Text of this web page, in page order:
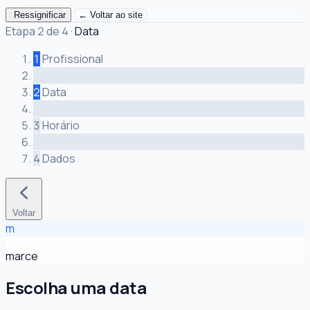
Ressignificar ← Voltar ao site
Etapa 2 de 4 ·Data
1 Profissional
2Data
3Horário
4Dados
Voltar
m
marce
Escolha uma data